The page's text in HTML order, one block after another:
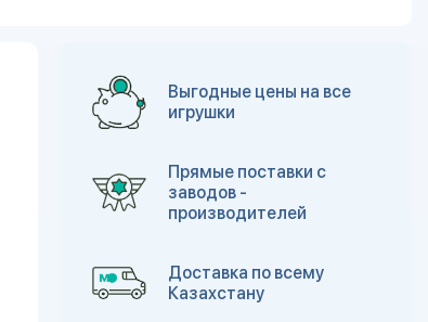
Выгодные цены на все
игрушки
Прямые поставки с
заводов -
производителей
Доставка по всему
Казахстану